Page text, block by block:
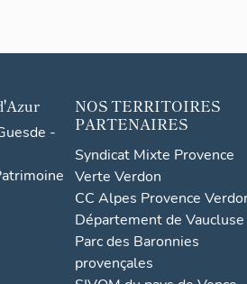
-
NOS TERRITOIRES
PARTENAIRES
Syndicat Mixte Provence
Verte Verdon
CC Alpes Provence
Département de Vaucluse
Parc des Baronnies
provençales